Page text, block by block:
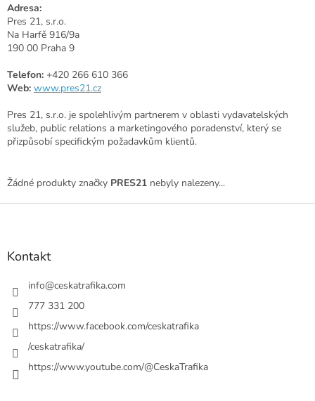
Adresa:
Pres 21, s.r.o.
Na Harfě 916/9a
190 00 Praha 9
Telefon: +420 266 610 366
Web: www.pres21.cz
Pres 21, s.r.o. je spolehlivým partnerem v oblasti vydavatelských
služeb, public relations a marketingového poradenství, který se
přizpůsobí specifickým požadavkům klientů.
Žádné produkty značky PRES21 nebyly nalezeny...
Z
Kontakt
info@ceskatrafika.com
777 331 200
https://www.facebook.com/ceskatrafika
/ceskatrafika/
https://www.youtube.com/@CeskaTrafika